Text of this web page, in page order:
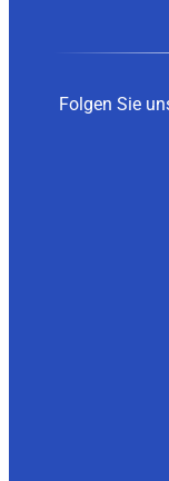
Folgen Sie